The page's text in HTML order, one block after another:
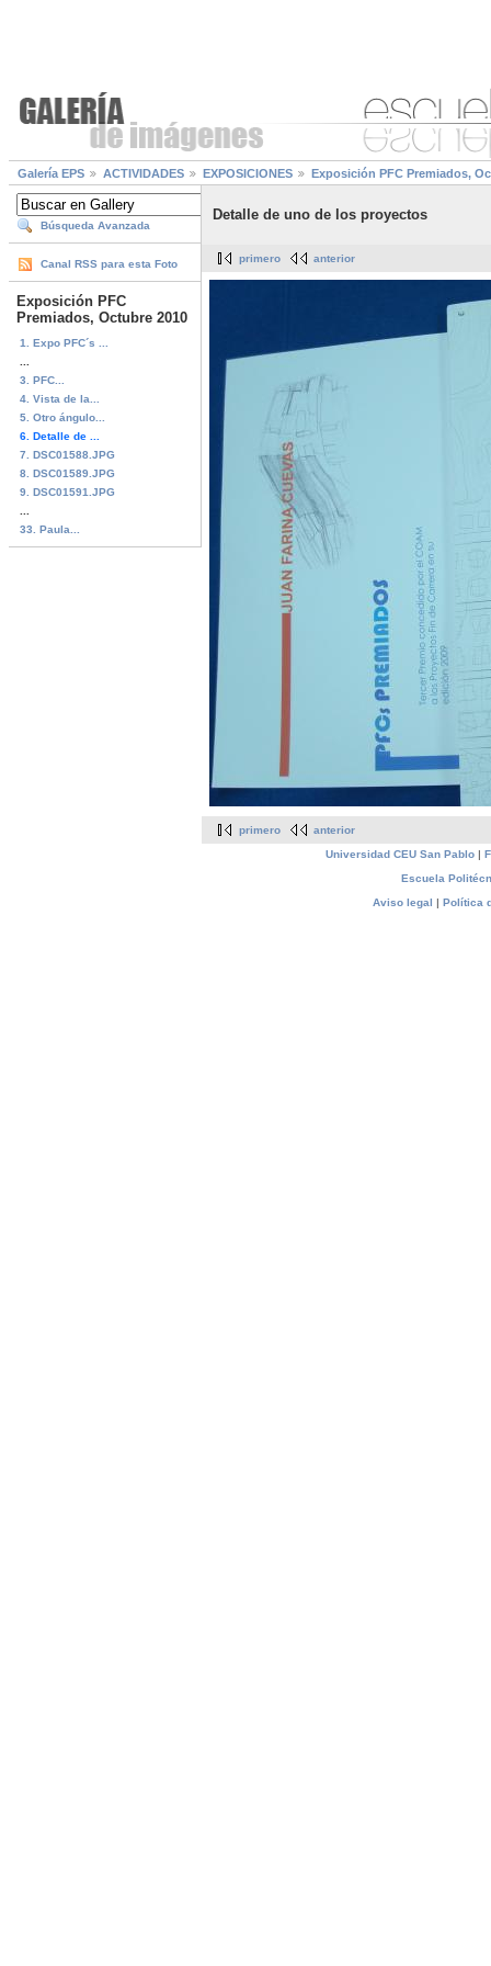
Galería EPS ACTIVIDADES EXPOSICIONES Exposición PFC Premiados,
Búsqueda Avanzada
Canal RSS para esta Foto
Exposición PFC
Premiados, Octubre 2010
1. Expo PFC´s ...
3. PFC...
4. Vista de la...
5. Otro ángulo...
6. Detalle de ...
7. DSC01588.JPG
8. DSC01589.JPG
9. DSC01591.JPG
33. Paula...
Detalle de uno de los proyectos
primero anterior
primero
anterior
Universidad CEU San Pablo|
Escuela
Aviso legal | Política